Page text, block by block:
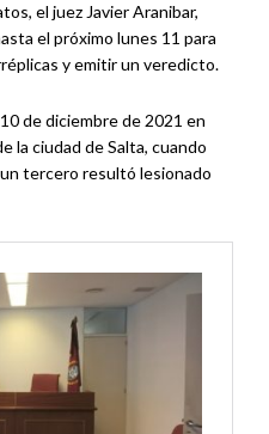
el juez Javier Aranibar,
el próximo lunes 11 para
y emitir un veredicto.
de diciembre de 2021 en
la ciudad de Salta, cuando
tercero resultó lesionado